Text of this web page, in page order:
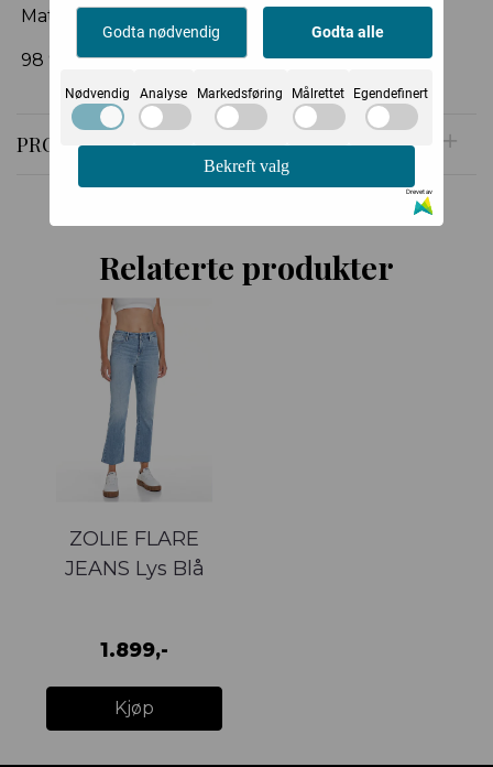
Materiale:
98 % bomull, 2 % elastan
PRODUSENT
Relaterte produkter
ZOLIE FLARE
JEANS Lys Blå
1.899,-
Kjøp
Godta nødvendig Godta alle
Nødvendig Analyse Markedsføring Målrettet Egendefinert
Bekreft valg
Drevet av